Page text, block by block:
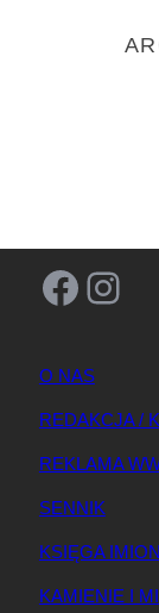
Facebook Instagram
O NAS
REDAKCJA /
REKLAMA
SENNIK